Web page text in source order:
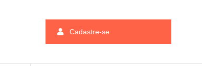
Cadastre-se